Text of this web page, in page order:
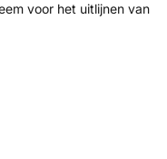
voor het uitlijnen van